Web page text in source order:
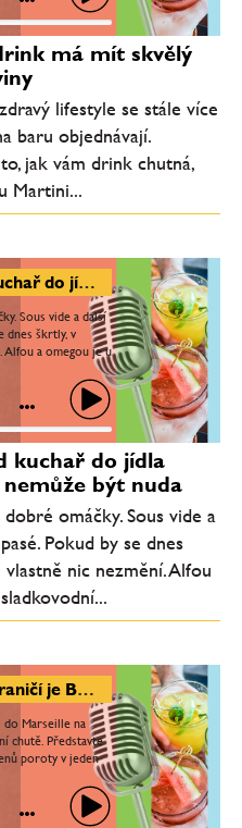
má mít skvělý
lifestyle se stále více
baru objednávají.
jak vám drink chutná,
Martini...
Daniel Kukačka: Pokud kuchař do jídla přidá emoce, nikdy to nemůže být nuda
Sous vide a další
dnes škrtly, v
Alfou a omegou je u
kuchař do jídla
být nuda
omáčky. Sous vide a
Pokud by se dnes
nic nezmění. Alfou
Dominik Unčovský: V zahraničí je Bocuse d’Or jedna velká rodina, nikdo ti nechce uškodit. Nejtěžší moment byla sépie
do Marseille na
chutě. Představte
poroty v jeden